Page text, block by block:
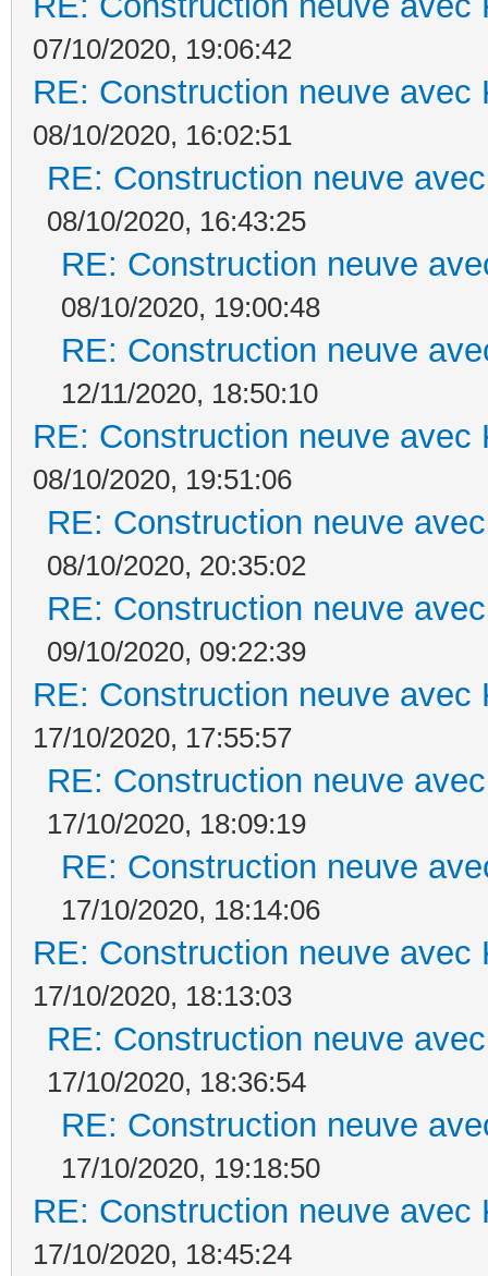
07/10/2020, 19:06:42
RE: Construction neuve avec
08/10/2020, 16:02:51
RE: Construction neuve
08/10/2020, 16:43:25
RE: Construction neuve
08/10/2020, 19:00:48
RE: Construction neuve
12/11/2020, 18:50:10
RE: Construction neuve avec
08/10/2020, 19:51:06
RE: Construction neuve
08/10/2020, 20:35:02
RE: Construction neuve
09/10/2020, 09:22:39
RE: Construction neuve avec
17/10/2020, 17:55:57
RE: Construction neuve
17/10/2020, 18:09:19
RE: Construction neuve
17/10/2020, 18:14:06
RE: Construction neuve avec
17/10/2020, 18:13:03
RE: Construction neuve
17/10/2020, 18:36:54
RE: Construction neuve
17/10/2020, 19:18:50
RE: Construction neuve avec
17/10/2020, 18:45:24